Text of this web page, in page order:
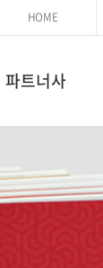
HOME
파트너사